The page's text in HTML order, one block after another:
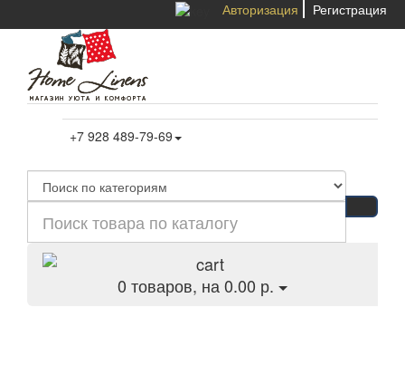
Авторизация Регистрация
+7 928 489-79-69
0 товаров, на 0.00 р.